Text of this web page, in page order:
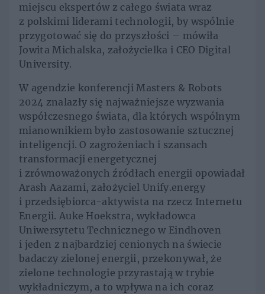
miejscu ekspertów z całego świata wraz
z polskimi liderami technologii, by wspólnie
przygotować się do przyszłości – mówiła
Jowita Michalska, założycielka i CEO Digital
University.
W agendzie konferencji Masters & Robots
2024 znalazły się najważniejsze wyzwania
współczesnego świata, dla których wspólnym
mianownikiem było zastosowanie sztucznej
inteligencji. O zagrożeniach i szansach
transformacji energetycznej
i zrównoważonych źródłach energii opowiadał
Arash Aazami, założyciel Unify.energy
i przedsiębiorca-aktywista na rzecz Internetu
Energii. Auke Hoekstra, wykładowca
Uniwersytetu Technicznego w Eindhoven
i jeden z najbardziej cenionych na świecie
badaczy zielonej energii, przekonywał, że
zielone technologie przyrastają w trybie
wykładniczym, a to wpływa na ich coraz